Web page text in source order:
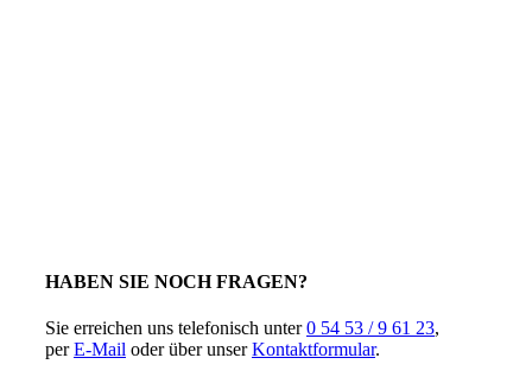
HABEN SIE NOCH FRAGEN?
Sie erreichen uns telefonisch unter0 54 53 / 9 61 23,
perE-Mail oder über unserKontaktformular.